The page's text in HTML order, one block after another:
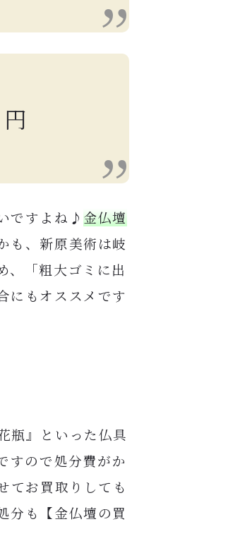
ですよね♪金仏壇
も、新原美術は岐
、「粗大ゴミに出
にもオススメです
瓶』といった仏具
すので処分費がか
てお買取りしても
分も【金仏壇の買